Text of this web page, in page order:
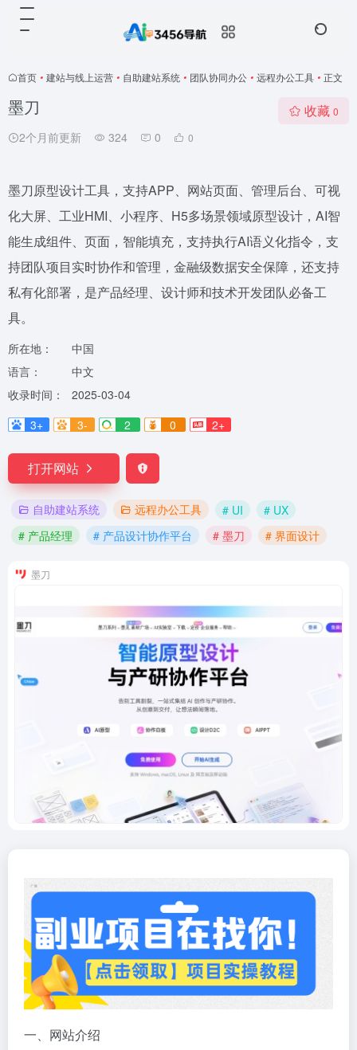
首页 • 建站与线上运营 • 自助建站系统 • 团队协同办公 • 远程办公工具 • 正文
墨刀
2个月前更新 324 0 0
收藏 0
墨刀原型设计工具，支持APP、网站页面、管理后台、可视
化大屏、工业HMI、小程序、H5多场景领域原型设计，AI智
能生成组件、页面，智能填充，支持执行AI语义化指令，支
持团队项目实时协作和管理，金融级数据安全保障，还支持
私有化部署，是产品经理、设计师和技术开发团队必备工
具。
所在地：
中国
语言：
中文
收录时间：
2025-03-04
3+
3- 2 0 2+
打开网站
自助建站系统 远程办公工具 # UI
# UX
# 产品经理
# 产品设计协作平台 # 墨刀 # 界面设计
墨刀
一、网站介绍